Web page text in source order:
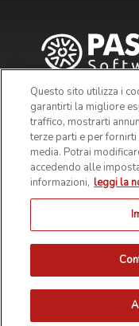
© 2019
Sessanta 99, 47891
Operatore Economico
del 6 agosto 2010 -
PRIVACY
Questo sito utilizza i
garantirti la migliore
traffico, mostrarti
terze parti e per
media. Potrai
accedendo alle
informazioni, leggi la